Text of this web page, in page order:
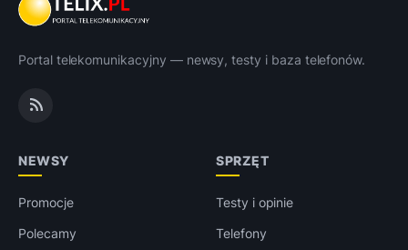
Portal telekomunikacyjny — newsy, testy i baza telefonów.
NEWSY
Promocje
Polecamy
SPRZĘT
Testy i opinie
Telefony